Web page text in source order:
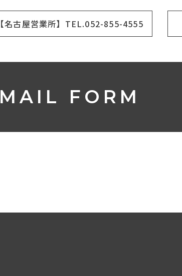
【名古屋営業所】TEL.052-855-4555
MAIL FORM